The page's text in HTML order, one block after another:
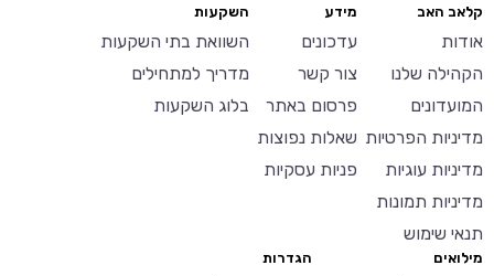
קלאב האב
אודות
הקהילה שלנו
המועדונים
מדיניות הפרטיות
מדיניות עוגיות
מדיניות תמונות
תנאי שימוש
מידע
עדכונים
צור קשר
פרסום באתר
שאלות נפוצות
פניות עסקיות
השקעות
השוואת בתי השקעות
מדריך למתחילים
בלוג השקעות
מילואים הגדרות